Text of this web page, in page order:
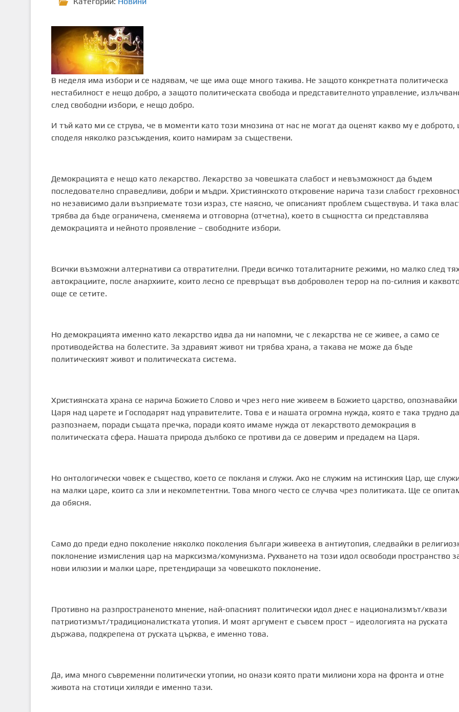
В неделя има избори и се надявам, че ще има още много такива. Не защото конкретната политическа
нестабилност е нещо добро, а защото политическата свобода и представителното управление,
след свободни избори, е нещо добро.
И тъй като ми се струва, че в моменти като този мнозина от нас не могат да оценят какво му е доброто,
споделя няколко разсъждения, които намирам за съществени.
Демокрацията е нещо като лекарство. Лекарство за човешката слабост и невъзможност да бъдем
последователно справедливи, добри и мъдри. Християнското откровение нарича тази слабост
но независимо дали възприемате този израз, сте наясно, че описаният проблем съществува. И така
трябва да бъде ограничена, сменяема и отговорна (отчетна), което в същността си представлява
демокрацията и нейното проявление – свободните избори.
Всички възможни алтернативи са отвратителни. Преди всичко тоталитарните режими, но малко след
автокрациите, после анархиите, които лесно се превръщат във доброволен терор на по-силния и
още се сетите.
Но демокрацията именно като лекарство идва да ни напомни, че с лекарства не се живее, а само се
противодейства на болестите. За здравият живот ни трябва храна, а такава не може да бъде
политическият живот и политическата система.
Християнската храна се нарича Божието Слово и чрез него ние живеем в Божието царство, опознавайки
Царя над царете и Господарят над управителите. Това е и нашата огромна нужда, която е така трудно да
разпознаем, поради същата пречка, поради която имаме нужда от лекарството демокрация в
политическата сфера. Нашата природа дълбоко се противи да се доверим и предадем на Царя.
Но онтологически човек е същество, което се покланя и служи. Ако не служим на истинския Цар, ще
на малки царе, които са зли и некомпетентни. Това много често се случва чрез политиката. Ще се
да обясня.
Само до преди едно поколение няколко поколения българи живееха в антиутопия, следвайки в
поклонение измисления цар на марксизма/комунизма. Рухването на този идол освободи пространство
нови илюзии и малки царе, претендиращи за човешкото поклонение.
Противно на разпространеното мнение, най-опасният политически идол днес е национализмът/квази
патриотизмът/традиционалистката утопия. И моят аргумент е съвсем прост – идеологията на руската
държава, подкрепена от руската църква, е именно това.
Да, има много съвременни политически утопии, но онази която прати милиони хора на фронта и отне
живота на стотици хиляди е именно тази.